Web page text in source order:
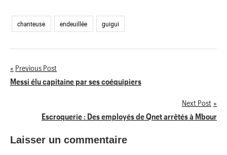
chanteuse endeuillée guigui
Navigation
l’article
Previous Post
Messi élu capitaine par ses coéquipiers
Next Post
Escroquerie : Des employés de Qnet arrêtés à Mbour
Laisser un commentaire